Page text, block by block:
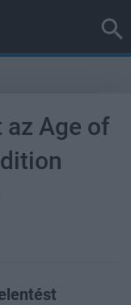
az Age of